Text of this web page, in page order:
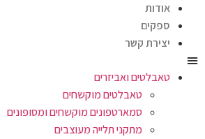
אודות
ספקים
יצירת קשר
טאבלטים ואביזרים
טאבלטים מוקשחים
סמארטפונים מוקשחים ומסופונים
מתקני תלייה מעוצבים